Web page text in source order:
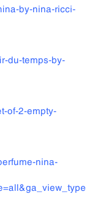
by-nina-ricci-
du-temps-by-
of-2-empty-
nina-